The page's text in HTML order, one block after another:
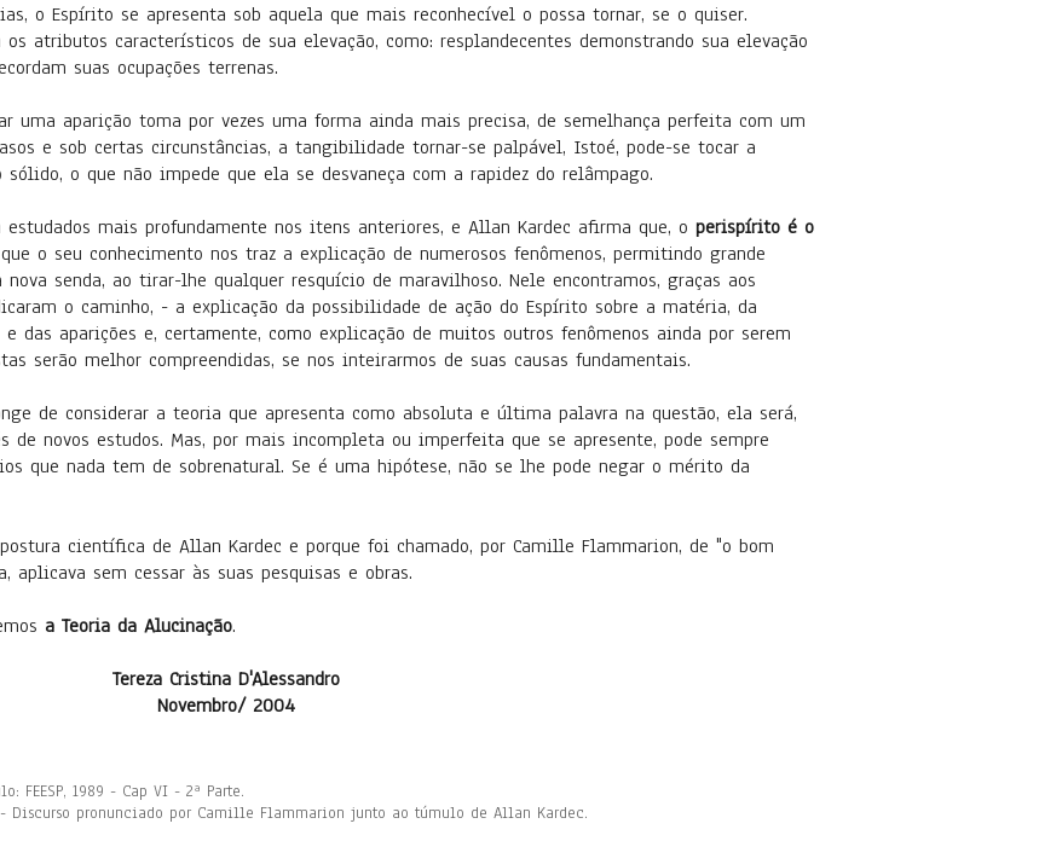
se apresenta sob aquela que mais reconhecível o possa tornar, se o quiser.
atributos característicos de sua elevação, como: resplandecentes demonstrando sua elevação
suas ocupações terrenas.
aparição toma por vezes uma forma ainda mais precisa, de semelhança perfeita com um
e sob certas circunstâncias, a tangibilidade tornar-se palpável, Istoé, pode-se tocar a
o que não impede que ela se desvaneça com a rapidez do relâmpago.
mais profundamente nos itens anteriores, e Allan Kardec afirma que, o perispírito é o
o seu conhecimento nos traz a explicação de numerosos fenômenos, permitindo grande
senda, ao tirar-lhe qualquer resquício de maravilhoso. Nele encontramos, graças aos
o caminho, - a explicação da possibilidade de ação do Espírito sobre a matéria, da
das aparições e, certamente, como explicação de muitos outros fenômenos ainda por serem
serão melhor compreendidas, se nos inteirarmos de suas causas fundamentais.
considerar a teoria que apresenta como absoluta e última palavra na questão, ela será,
novos estudos. Mas, por mais incompleta ou imperfeita que se apresente, pode sempre
que nada tem de sobrenatural. Se é uma hipótese, não se lhe pode negar o mérito da
científica de Allan Kardec e porque foi chamado, por Camille Flammarion, de "o bom
aplicava sem cessar às suas pesquisas e obras.
a Teoria da Alucinação.
Tereza Cristina D'Alessandro
Novembro/ 2004
FEESP, 1989 - Cap VI - 2ª Parte.
- Discurso pronunciado por Camille Flammarion junto ao túmulo de Allan Kardec.